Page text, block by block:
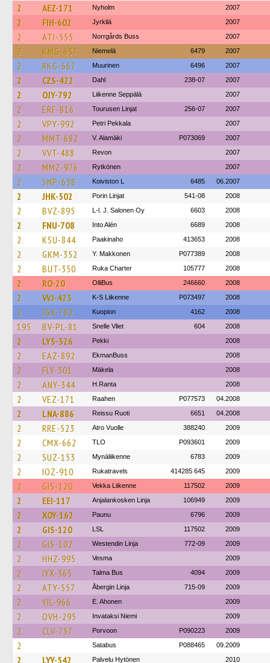
2 AEZ-171 Nyholm 2007
2 FIH-602 Jyrkilä 2007
2 ATI-555 Norrgårds Buss 2007
2 KMG-637 Niemelä 6479 2007
2 RKG-667 Muurinen 6496 2007
2 CZS-422 Dahl 238-07 2007
2 OJY-792 Liikenne Seppälä 2007
2 ERF-816 Tourusen Linjat 256-07 2007
2 VPY-992 Petri Pekkala 2007
2 MMT-682 V. Alamäki P073069 2007
2 VVT-488 Revon 2007
2 MMZ-976 Rytkönen 2007
2 SNP-638 Koiviston L 6485 06.2007
2 JHK-502 Porin Linjat 541-08 2008
2 BVZ-895 L-l. J. Salonen Oy 6603 2008
2 FNU-708 Into Alén 6689 2008
2 KSU-844 Paakinaho 413653 2008
2 GKM-352 Y. Makkonen P077389 2008
2 BUT-350 Ruka Charter 105777 2008
2 RO-20 OlliBus 246660 2008
2 VVJ-423 K-S Liikenne P073497 2008
2 JGX-782 Kuopion 4162 2008
195 BV-PL-81 Snelle Vliet 604 2008
2 LYS-326 Pekki 2008
2 EAZ-892 EkmanBuss 2008
2 FLY-301 Mäkela 2008
2 ANY-344 H.Ranta 2008
2 VEZ-171 Raahen P077573 04.2008
2 LNA-886 Reissu Ruoti 6651 04.2008
2 RRE-523 Atro Vuolle 388240 2009
2 CMX-662 TLO P093601 2009
2 SUZ-153 Mynäliikenne 6783 2009
2 IOZ-910 Rukatravels 414285 645 2009
2 GIS-120 Vekka Liikenne 117502 2009
2 EEI-117 Anjalankosken Linja 106949 2009
2 XOY-162 Paunu 6796 2009
2 GIS-120 LSL 117502 2009
2 GIS-102 Westendin Linja 772-09 2009
2 HHZ-995 Vesma 2009
2 IYX-365 Talma Bus 4094 2009
2 ATY-557 Åbergin Linja 715-09 2009
2 YIL-966 E. Ahonen 2009
2 OVH-295 Invataksi Niemi 2009
2 CLV-757 Porvoon P090223 2009
2 Satabus P088465 09.2009
2 LYY-542 Palvelu Hytönen 2010